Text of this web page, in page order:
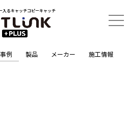
入るキャッチコピーキャッチ
例 製品 メーカー 施工情報